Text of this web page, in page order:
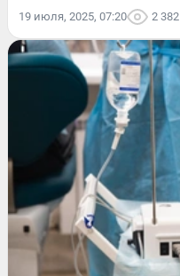
19 июля, 2025, 07:20 2 382